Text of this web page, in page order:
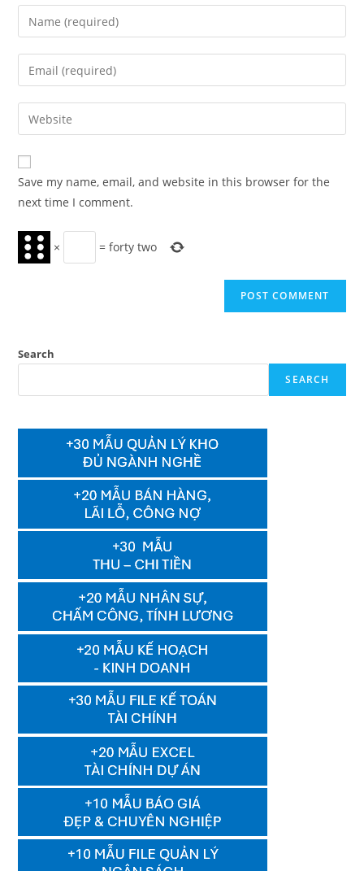
Enter
your
name
comment
Enter
your
email
address
comment
Enter
your
website
URL
(optional)
Save my name, email, and website in this browser for the
next time I comment.
× =forty two
Search
SEARCH